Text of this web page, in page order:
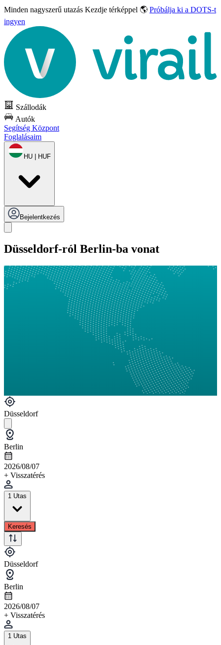
Minden nagyszerű utazás Kezdje térképpel 🌎 Próbálja ki a DOTS-t
ingyen
Szállodák
Autók
Segítség Központ
Foglalásaim
HU | HUF
Bejelentkezés
Düsseldorf-ról Berlin-ba vonat
Düsseldorf
Berlin
2026/08/07
+ Visszatérés
1 Utas
Keresés
Düsseldorf
Berlin
2026/08/07
+ Visszatérés
1 Utas